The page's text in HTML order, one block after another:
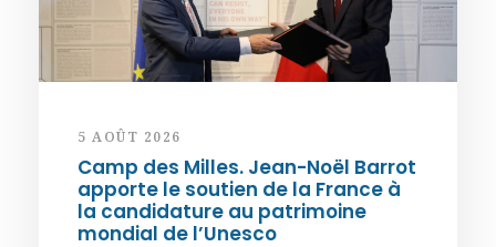
5 AOÛT 2026
Camp des Milles. Jean-Noël Barrot
apporte le soutien de la France à
la candidature au patrimoine
mondial de l’Unesco